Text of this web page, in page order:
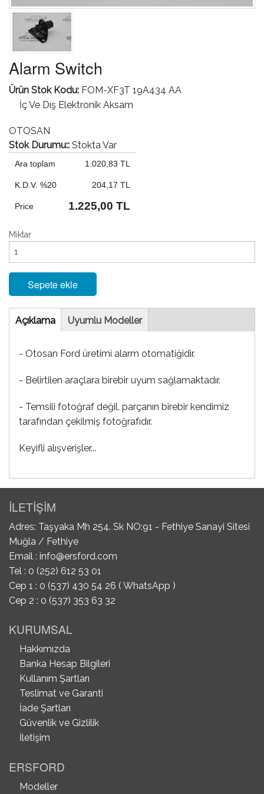
Alarm Switch
Ürün Stok Kodu: FOM-XF3T 19A434 AA
İç Ve Dış Elektronik Aksam
OTOSAN
Stok Durumu:: Stokta Var
Ara toplam 1.020,83 TL
K.D.V. %20 204,17 TL
Price 1.225,00 TL
Miktar
Sepete ekle
Tab
Açıklama(etkinUyumlu Modeller
- Otosan Ford üretimi alarm otomatiğidir.
- Belirtilen araçlara birebir uyum sağlamaktadır.
- Temsili fotoğraf değil, parçanın birebir kendimiz
tarafından çekilmiş fotoğrafıdır.
Keyifli alışverişler...
İLETİŞİM
Adres: Taşyaka Mh 254. Sk NO:91 - Fethiye Sanayi Sitesi
Muğla / Fethiye
Email : info@ersford.com
Tel : 0 (252) 612 53 01
Cep 1 : 0 (537) 430 54 26 ( WhatsApp )
Cep 2 : 0 (537) 353 63 32
KURUMSAL
Hakkımızda
Banka Hesap Bilgileri
Kullanım Şartları
Teslimat ve Garanti
İade Şartları
Güvenlik ve Gizlilik
İletişim
ERSFORD
Modeller